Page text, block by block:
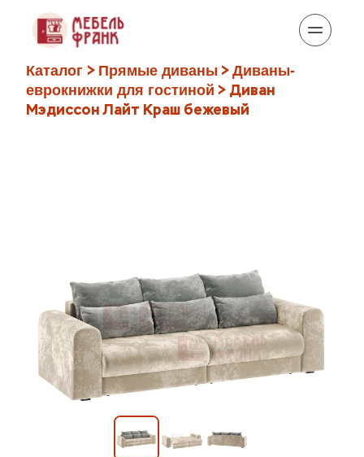
Каталог > Прямые диваны > Диваны-
еврокнижки для гостиной > Диван
Мэдиссон Лайт Краш бежевый